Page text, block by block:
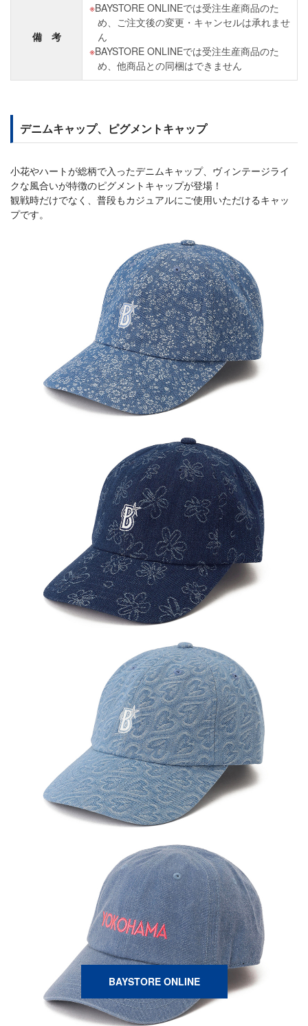
備 考
BAYSTORE ONLINEでは受注生産商品のた
め、ご注文後の変更・キャンセルは承れませ
ん
BAYSTORE ONLINEでは受注生産商品のた
め、他商品との同梱はできません
デニムキャップ、ピグメントキャップ
小花やハートが総柄で入ったデニムキャップ、ヴィンテージライ
クな風合いが特徴のピグメントキャップが登場！
観戦時だけでなく、普段もカジュアルにご使用いただけるキャッ
プです。
BAYSTORE ONLINE